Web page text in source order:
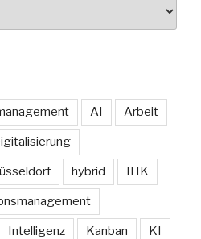
AI Arbeit
hybrid IHK
Intelligenz Kanban KI